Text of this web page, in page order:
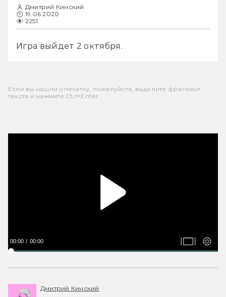
Дмитрий Кинский
19.06.2020
2251
Игра выйдет 2 октября.
Если вы нашли опечатку, пожалуйста, выделите фрагмент
текста и нажмите Ctrl+Enter.
00:00 00:00
Дмитрий Кинский